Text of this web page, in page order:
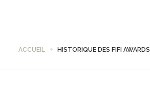
ACCUEIL HISTORIQUE DES FIFI AWARDS